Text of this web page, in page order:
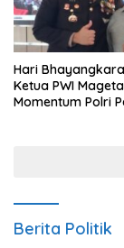
Hari
Ketua PWI
Momentum Polri
Berita Politik